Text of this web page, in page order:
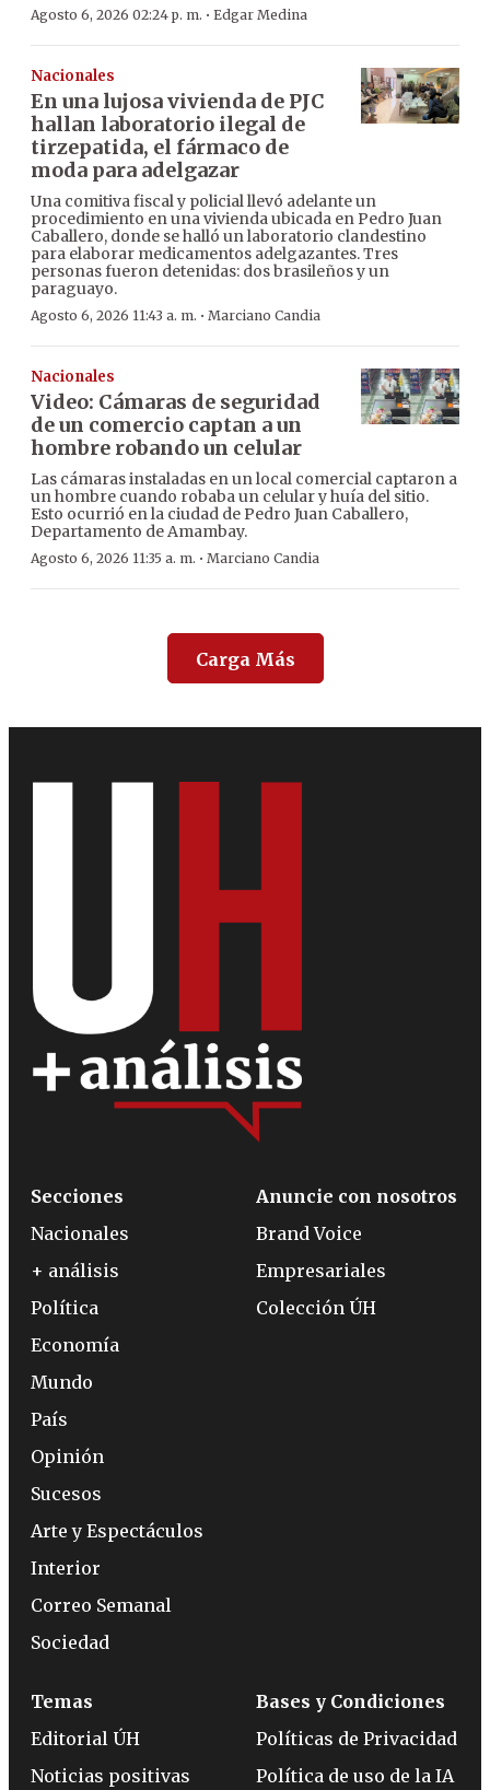
Agosto 6, 2026 02:24 p. m. · Edgar Medina
Nacionales
En una lujosa vivienda de PJC
hallan laboratorio ilegal de
tirzepatida, el fármaco de
moda para adelgazar
Una comitiva fiscal y policial llevó adelante un
procedimiento en una vivienda ubicada en Pedro Juan
Caballero, donde se halló un laboratorio clandestino
para elaborar medicamentos adelgazantes. Tres
personas fueron detenidas: dos brasileños y un
paraguayo.
Agosto 6, 2026 11:43 a. m. · Marciano Candia
Nacionales
Video: Cámaras de seguridad
de un comercio captan a un
hombre robando un celular
Las cámaras instaladas en un local comercial captaron a
un hombre cuando robaba un celular y huía del sitio.
Esto ocurrió en la ciudad de Pedro Juan Caballero,
Departamento de Amambay.
Agosto 6, 2026 11:35 a. m. · Marciano Candia
Carga Más
Secciones
Nacionales
+ análisis
Política
Economía
Mundo
País
Opinión
Sucesos
Arte y Espectáculos
Interior
Correo Semanal
Sociedad
Anuncie con nosotros
Brand Voice
Empresariales
Colección ÚH
Temas
Editorial ÚH
Noticias positivas
Bases y Condiciones
Políticas de Privacidad
Política de uso de la IA